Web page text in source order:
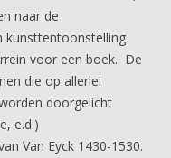
naar de
kunsttentoonstelling
voor een boek. De
die op allerlei
doorgelicht
e.d.)
Van Eyck 1430-1530.